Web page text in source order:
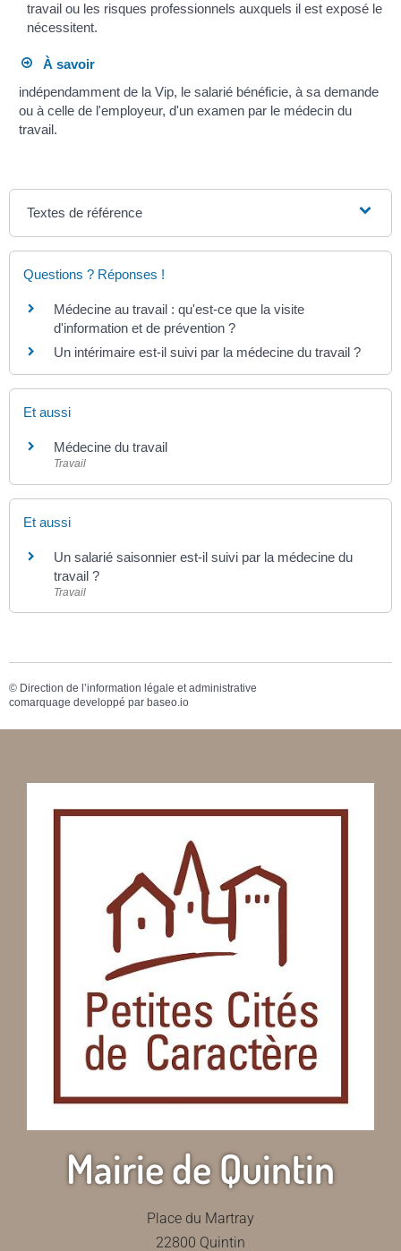
travail ou les risques professionnels auxquels il est exposé le
nécessitent.
À savoir
indépendamment de la Vip, le salarié bénéficie, à sa demande
ou à celle de l'employeur, d'un examen par le médecin du
travail.
Textes de référence
Questions ? Réponses !
Médecine au travail : qu'est-ce que la visite
d'information et de prévention ?
Un intérimaire est-il suivi par la médecine du travail ?
Et aussi
Médecine du travail
Travail
Et aussi
Un salarié saisonnier est-il suivi par la médecine du
travail ?
Travail
© Direction de l’information légale et administrative
comarquage developpé par baseo.io
Mairie de Quintin
Place du Martray
22800 Quintin